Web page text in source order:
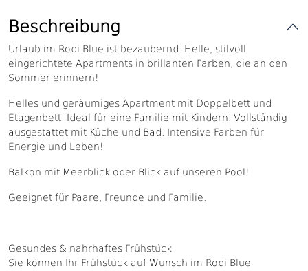
Beschreibung
Urlaub im Rodi Blue ist bezaubernd. Helle, stilvoll
eingerichtete Apartments in brillanten Farben, die an den
Sommer erinnern!
Helles und geräumiges Apartment mit Doppelbett und
Etagenbett. Ideal für eine Familie mit Kindern. Vollständig
ausgestattet mit Küche und Bad. Intensive Farben für
Energie und Leben!
Balkon mit Meerblick oder Blick auf unseren Pool!
Geeignet für Paare, Freunde und Familie.
Gesundes & nahrhaftes Frühstück
Sie können Ihr Frühstück auf Wunsch im Rodi Blue